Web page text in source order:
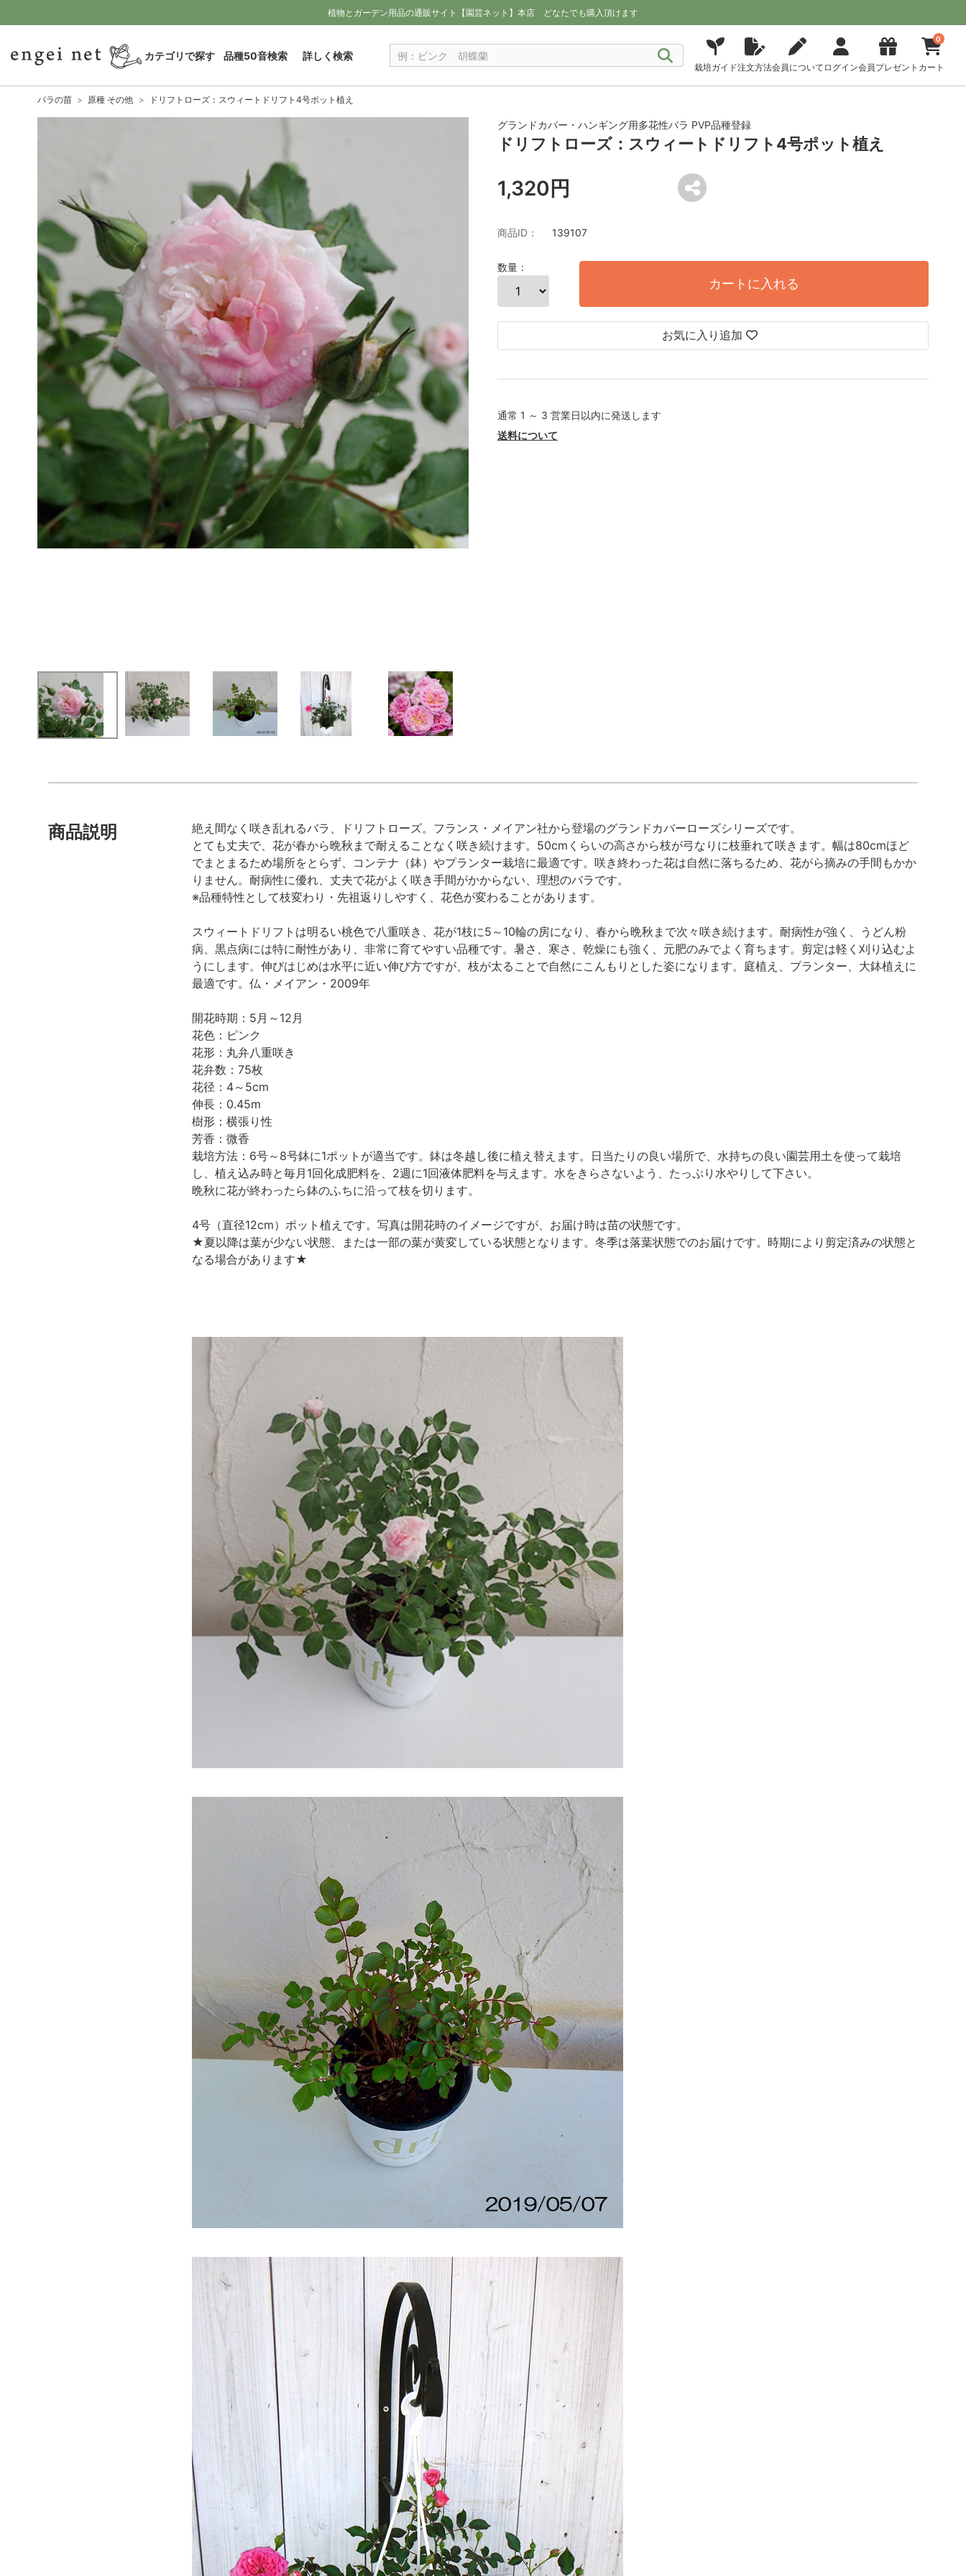
植物とガーデン用品の通販サイト【園芸ネット】本店 どなたでも購入頂けます
カテゴリで探す 品種50音検索 詳しく検索
栽培ガイド注文方法会員について ログイン会員プレゼント
0
カート
バラの苗 原種 その他 ドリフトローズ：スウィートドリフト4号ポット植え
グランドカバー・ハンギング用多花性バラ PVP品種登録
ドリフトローズ：スウィートドリフト4号ポット植え
1,320円
商品ID： 139107
数量：
カートに入れる
お気に入り追加
通常 1 ～ 3 営業日以内に発送します
送料について
商品説明
絶え間なく咲き乱れるバラ、ドリフトローズ。フランス・メイアン社から登場のグランドカバーローズシリーズです。
とても丈夫で、花が春から晩秋まで耐えることなく咲き続けます。50cmくらいの高さから枝が弓なりに枝垂れて咲きます。幅は80cmほど
でまとまるため場所をとらず、コンテナ（鉢）やプランター栽培に最適です。咲き終わった花は自然に落ちるため、花がら摘みの手間もかか
りません。耐病性に優れ、丈夫で花がよく咲き手間がかからない、理想のバラです。
※品種特性として枝変わり・先祖返りしやすく、花色が変わることがあります。
スウィートドリフトは明るい桃色で八重咲き、花が1枝に5～10輪の房になり、春から晩秋まで次々咲き続けます。耐病性が強く、うどん粉
病、黒点病には特に耐性があり、非常に育てやすい品種です。暑さ、寒さ、乾燥にも強く、元肥のみでよく育ちます。剪定は軽く刈り込むよ
うにします。伸びはじめは水平に近い伸び方ですが、枝が太ることで自然にこんもりとした姿になります。庭植え、プランター、大鉢植えに
最適です。仏・メイアン・2009年
開花時期：5月～12月
花色：ピンク
花形：丸弁八重咲き
花弁数：75枚
花径：4～5cm
伸長：0.45m
樹形：横張り性
芳香：微香
栽培方法：6号～8号鉢に1ポットが適当です。鉢は冬越し後に植え替えます。日当たりの良い場所で、水持ちの良い園芸用土を使って栽培
し、植え込み時と毎月1回化成肥料を、2週に1回液体肥料を与えます。水をきらさないよう、たっぷり水やりして下さい。
晩秋に花が終わったら鉢のふちに沿って枝を切ります。
4号（直径12cm）ポット植えです。写真は開花時のイメージですが、お届け時は苗の状態です。
★夏以降は葉が少ない状態、または一部の葉が黄変している状態となります。冬季は落葉状態でのお届けです。時期により剪定済みの状態と
なる場合があります★